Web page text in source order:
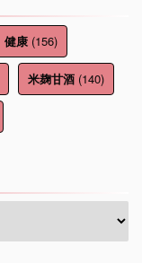
健康 (156)
米麹甘酒 (140)